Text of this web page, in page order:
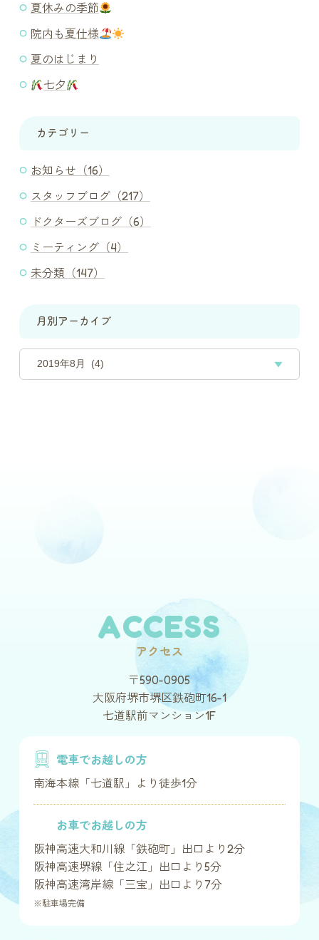
夏休みの季節
院内も夏仕様
夏のはじまり
七夕
カテゴリー
お知らせ（16）
スタッフブログ（217）
ドクターズブログ（6）
ミーティング（4）
未分類（147）
月別アーカイブ
ACCESS
アクセス
〒590-0905
大阪府堺市堺区鉄砲町16-1
七道駅前マンション1F
電車でお越しの方
南海本線「七道駅」より徒歩1分
お車でお越しの方
阪神高速大和川線「鉄砲町」出口より2分
阪神高速堺線「住之江」出口より5分
阪神高速湾岸線「三宝」出口より7分
※駐車場完備